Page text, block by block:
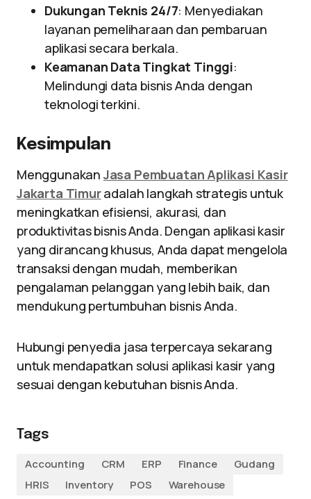
Dukungan Teknis 24/7: Menyediakan
layanan pemeliharaan dan pembaruan
aplikasi secara berkala.
Keamanan Data Tingkat Tinggi:
Melindungi data bisnis Anda dengan
teknologi terkini.
Kesimpulan
Menggunakan Jasa Pembuatan Aplikasi Kasir
Jakarta Timuradalah langkah strategis untuk
meningkatkan efisiensi, akurasi, dan
produktivitas bisnis Anda. Dengan aplikasi kasir
yang dirancang khusus, Anda dapat mengelola
transaksi dengan mudah, memberikan
pengalaman pelanggan yang lebih baik, dan
mendukung pertumbuhan bisnis Anda.
Hubungi penyedia jasa terpercaya sekarang
untuk mendapatkan solusi aplikasi kasir yang
sesuai dengan kebutuhan bisnis Anda.
Tags
Accounting
CRM ERP Finance
Gudang
HRIS
Inventory POS Warehouse